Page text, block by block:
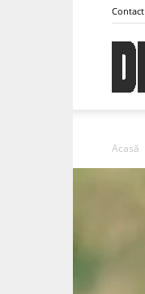
Contact
Acasă